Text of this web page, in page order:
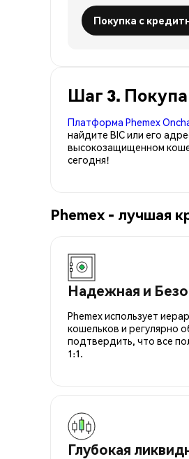
Покупка с
Шаг 3.
Платформа Phemex
найдите BIC или его
высокозащищенном
сегодня!
Phemex - лучшая
Надежная и
Phemex использует
кошельков и регулярно
подтвердить, что все
1:1.
Глубокая